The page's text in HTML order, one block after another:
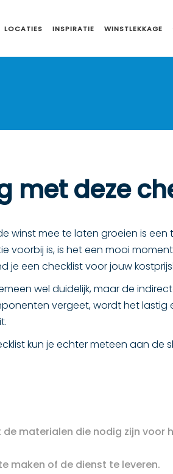
LOCATIES INSPIRATIE WINSTLEKKAGE
met deze
winst mee te laten groeien is een
voorbij is, is het een mooi
je een checklist voor jouw
wel duidelijk, maar de
vergeet, wordt het lastig
kun je echter meteen aan de
materialen die nodig zijn voor
maken of de dienst te leveren.